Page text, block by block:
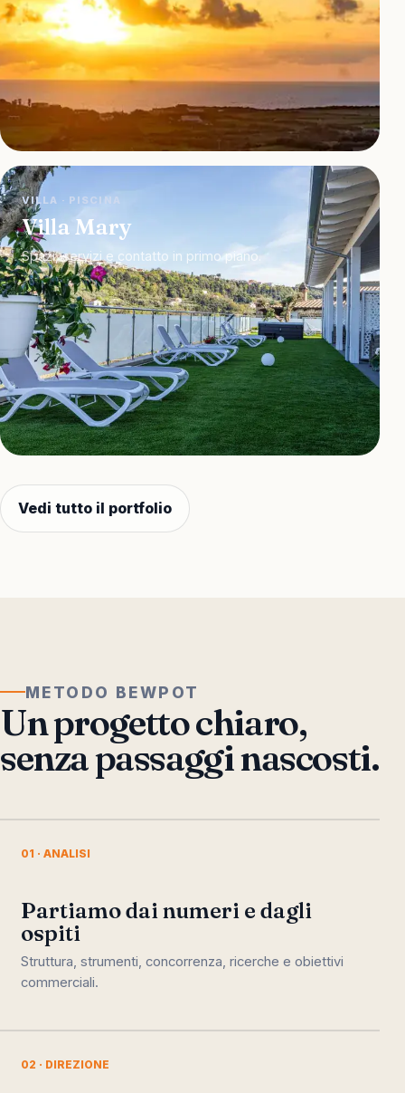
VILLA · PISCINA
Villa Mary
Spazi, servizi e contatto in primo piano.
Vedi tutto il portfolio
METODO BEWPOT
Un progetto chiaro,
senza passaggi nascosti.
01 · ANALISI
Partiamo dai numeri e dagli
ospiti
Struttura, strumenti, concorrenza, ricerche e obiettivi
commerciali.
02 · DIREZIONE